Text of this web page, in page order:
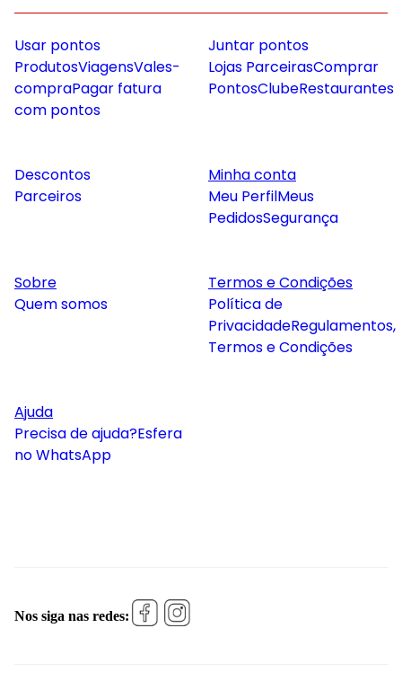
Usar pontos
ProdutosViagensVales-
compraPagar fatura
com pontos
Juntar pontos
Lojas ParceirasComprar
PontosClubeRestaurantes
Descontos
Parceiros
Minha conta
Meu PerfilMeus
PedidosSegurança
Sobre
Quem somos
Termos e Condições
Política de
PrivacidadeRegulamentos,
Termos e Condições
Ajuda
Precisa de ajuda?Esfera
no WhatsApp
Nos siga nas redes: